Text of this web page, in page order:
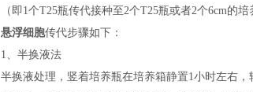
（即1个T25瓶传代接种至2个T25瓶或者2个6cm的培
悬浮细胞传代步骤如下：
1、半换液法
半换液处理，竖着培养瓶在培养箱静置1小时左右